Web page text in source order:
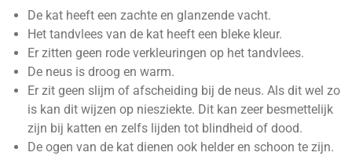
De kat heeft een zachte en glanzende vacht.
Het tandvlees van de kat heeft een bleke kleur.
Er zitten geen rode verkleuringen op het tandvlees.
De neus is droog en warm.
Er zit geen slijm of afscheiding bij de neus. Als dit wel zo
is kan dit wijzen op niesziekte. Dit kan zeer besmettelijk
zijn bij katten en zelfs lijden tot blindheid of dood.
De ogen van de kat dienen ook helder en schoon te zijn.